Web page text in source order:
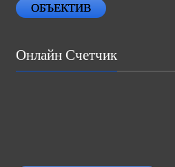
ОБЪЕКТИВ
Онлайн Счетчик